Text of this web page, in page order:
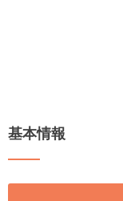
基本情報